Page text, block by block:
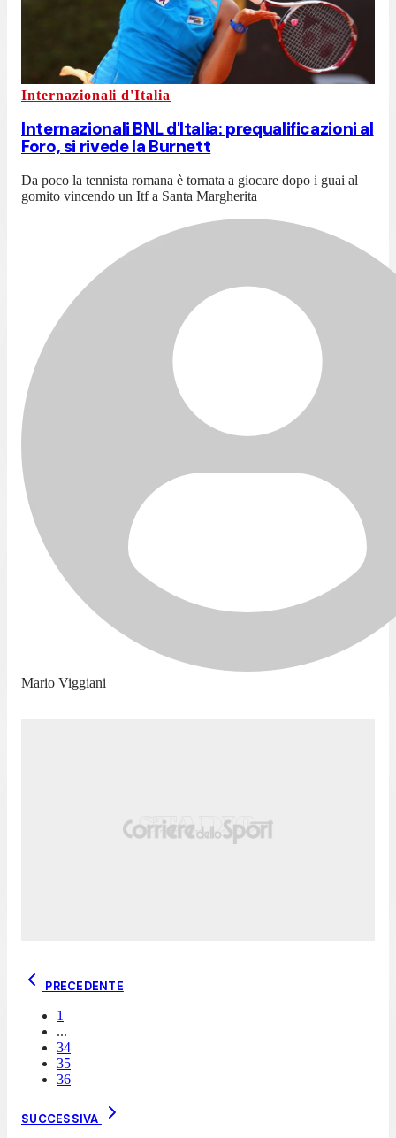
Internazionali d'Italia
Internazionali BNL d'Italia: prequalificazioni al
Foro, si rivede la Burnett
Da poco la tennista romana è tornata a giocare dopo i guai al
gomito vincendo un Itf a Santa Margherita
Mario Viggiani
PRECEDENTE
1
...
34
35
36
SUCCESSIVA